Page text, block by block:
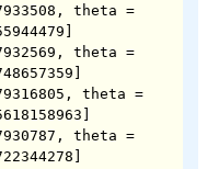
theta =
theta =
theta =
theta =